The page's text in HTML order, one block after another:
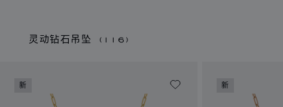
灵动钻石吊坠 (116)
新 新